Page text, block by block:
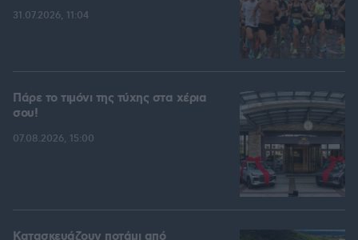
31.07.2026, 11:04
Πάρε το τιμόνι της τύχης στα χέρια
σου!
07.08.2026, 15:00